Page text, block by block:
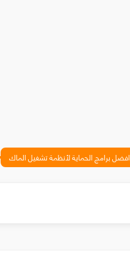
افضل برامج الحماية لأنظمة تشغيل الماك